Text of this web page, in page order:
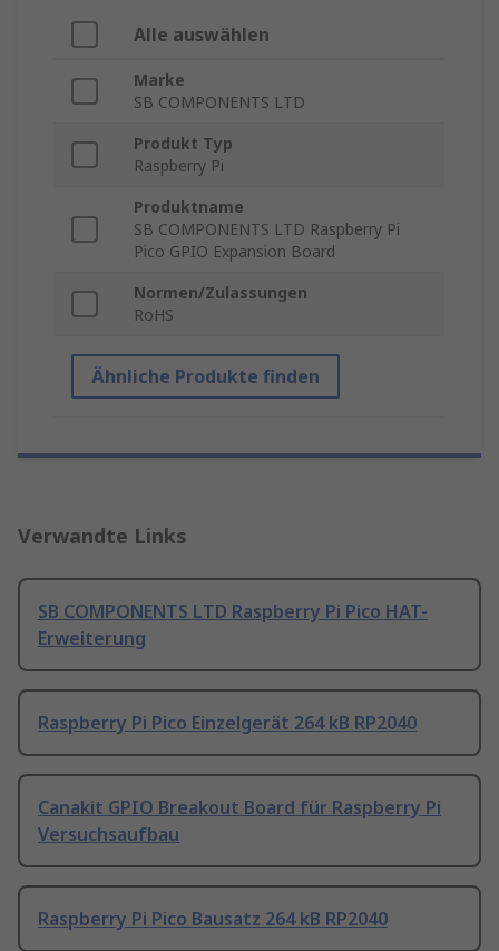
Alle auswählen
Marke
SB COMPONENTS LTD
Produkt Typ
Raspberry Pi
Produktname
SB COMPONENTS LTD Raspberry Pi
Pico GPIO Expansion Board
Normen/Zulassungen
RoHS
Ähnliche Produkte finden
Verwandte Links
SB COMPONENTS LTD Raspberry Pi Pico HAT-
Erweiterung
Raspberry Pi Pico Einzelgerät 264 kB RP2040
Canakit GPIO Breakout Board für Raspberry Pi
Versuchsaufbau
Raspberry Pi Pico Bausatz 264 kB RP2040